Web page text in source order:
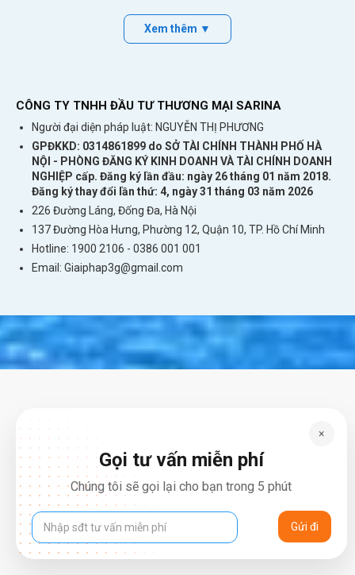
Tìm kiếm thông tin nhanh chóng qua 4G di
Xem thêm ▼
CÔNG TY TNHH ĐẦU TƯ THƯƠNG MẠI SARINA
Người đại diện pháp luật: NGUYỄN THỊ PHƯƠNG
GPĐKKD: 0314861899 do SỞ TÀI CHÍNH THÀNH PHỐ HÀ
NỘI - PHÒNG ĐĂNG KÝ KINH DOANH VÀ TÀI CHÍNH DOANH
NGHIỆP cấp. Đăng ký lần đầu: ngày 26 tháng 01 năm 2018.
Đăng ký thay đổi lần thứ: 4, ngày 31 tháng 03 năm 2026
226 Đường Láng, Đống Đa, Hà Nội
137 Đường Hòa Hưng, Phường 12, Quận 10, TP. Hồ Chí Minh
Hotline: 1900 2106 - 0386 001 001
Email: Giaiphap3g@gmail.com
×
Gọi tư vấn miễn phí
Chúng tôi sẽ gọi lại cho bạn trong 5 phút